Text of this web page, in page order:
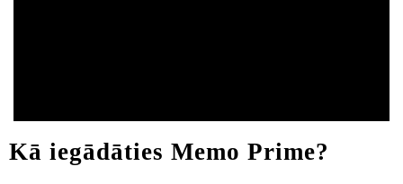
Kā iegādāties Memo Prime?